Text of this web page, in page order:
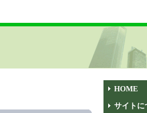
HOME
サイトに